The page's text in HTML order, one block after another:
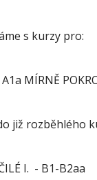
s kurzy pro:
MÍRNĚ
již rozběhlého
I. - B1-B2aa